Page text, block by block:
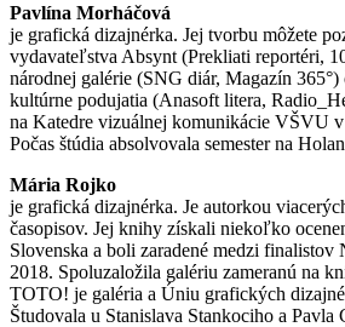
Pavlína Morháčová
je grafická dizajnérka. Jej tvorbu môžete
vydavateľstva Absynt (Prekliati reportéri,
národnej galérie (SNG diár, Magazín
kultúrne podujatia (Anasoft litera,
na Katedre vizuálnej komunikácie VŠVU
Počas štúdia absolvovala semester na
Mária Rojko
je grafická dizajnérka. Je autorkou
časopisov. Jej knihy získali niekoľko
Slovenska a boli zaradené medzi finalistov
2018. Spoluzaložila galériu zameranú na
TOTO! je galéria a Úniu grafických
Študovala u Stanislava Stankociho a